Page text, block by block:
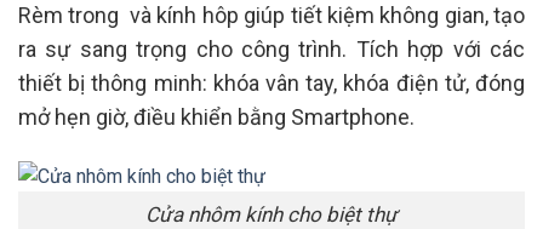
Rèm trong và kính hôp giúp tiết kiệm không gian, tạo
ra sự sang trọng cho công trình. Tích hợp với các
thiết bị thông minh: khóa vân tay, khóa điện tử, đóng
mở hẹn giờ, điều khiển bằng Smartphone.
Cửa nhôm kính cho biệt thự